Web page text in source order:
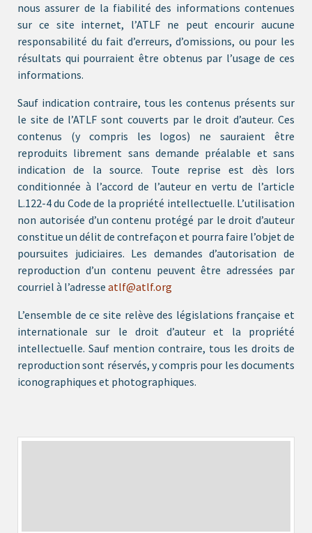
nous assurer de la fiabilité des informations contenues
sur ce site internet, l’ATLF ne peut encourir aucune
responsabilité du fait d’erreurs, d’omissions, ou pour les
résultats qui pourraient être obtenus par l’usage de ces
informations.
Sauf indication contraire, tous les contenus présents sur
le site de l’ATLF sont couverts par le droit d’auteur. Ces
contenus (y compris les logos) ne sauraient être
reproduits librement sans demande préalable et sans
indication de la source. Toute reprise est dès lors
conditionnée à l’accord de l’auteur en vertu de l’article
L.122-4 du Code de la propriété intellectuelle. L’utilisation
non autorisée d’un contenu protégé par le droit d’auteur
constitue un délit de contrefaçon et pourra faire l’objet de
poursuites judiciaires. Les demandes d’autorisation de
reproduction d’un contenu peuvent être adressées par
courriel à l’adresse atlf@atlf.org
L’ensemble de ce site relève des législations française et
internationale sur le droit d’auteur et la propriété
intellectuelle. Sauf mention contraire, tous les droits de
reproduction sont réservés, y compris pour les documents
iconographiques et photographiques.